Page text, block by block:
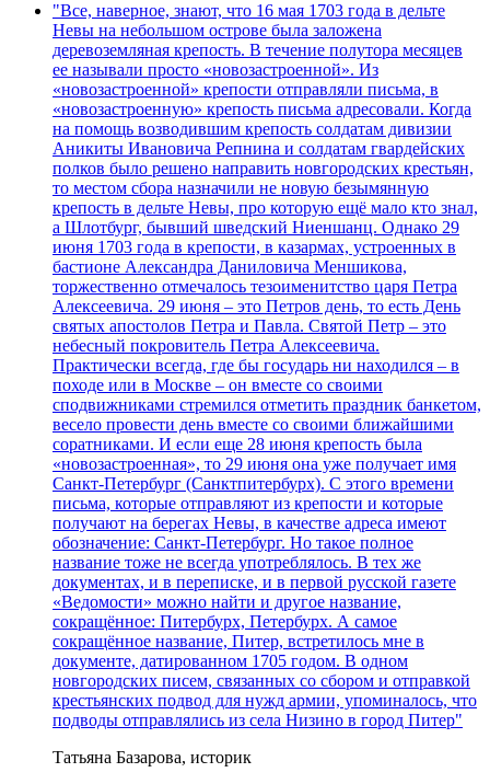
"Все, наверное, знают, что 16 мая 1703 года в дельте
Невы на небольшом острове была заложена
деревоземляная крепость. В течение полутора месяцев
ее называли просто «новозастроенной». Из
«новозастроенной» крепости отправляли письма, в
«новозастроенную» крепость письма адресовали. Когда
на помощь возводившим крепость солдатам дивизии
Аникиты Ивановича Репнина и солдатам гвардейских
полков было решено направить новгородских крестьян,
то местом сбора назначили не новую безымянную
крепость в дельте Невы, про которую ещё мало кто знал,
а Шлотбург, бывший шведский Ниеншанц. Однако 29
июня 1703 года в крепости, в казармах, устроенных в
бастионе Александра Даниловича Меншикова,
торжественно отмечалось тезоименитство царя Петра
Алексеевича. 29 июня – это Петров день, то есть День
святых апостолов Петра и Павла. Святой Петр – это
небесный покровитель Петра Алексеевича.
Практически всегда, где бы государь ни находился – в
походе или в Москве – он вместе со своими
сподвижниками стремился отметить праздник банкетом,
весело провести день вместе со своими ближайшими
соратниками. И если еще 28 июня крепость была
«новозастроенная», то 29 июня она уже получает имя
Санкт-Петербург (Санктпитербурх). С этого времени
письма, которые отправляют из крепости и которые
получают на берегах Невы, в качестве адреса имеют
обозначение: Санкт-Петербург. Но такое полное
название тоже не всегда употреблялось. В тех же
документах, и в переписке, и в первой русской газете
«Ведомости» можно найти и другое название,
сокращённое: Питербурх, Петербурх. А самое
сокращённое название, Питер, встретилось мне в
документе, датированном 1705 годом. В одном
новгородских писем, связанных со сбором и отправкой
крестьянских подвод для нужд армии, упоминалось, что
подводы отправлялись из села Низино в город Питер"
Татьяна Базарова, историк